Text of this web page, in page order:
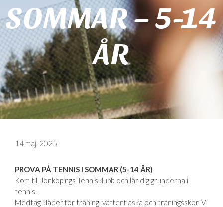
SOMMAR – 5-14
ÅR
14 maj, 2025
PROVA PÅ TENNIS I SOMMAR (5-14 ÅR)
Kom till Jönköpings Tennisklubb och lär dig grunderna i
tennis.
Medtag kläder för träning, vattenflaska och träningsskor. Vi